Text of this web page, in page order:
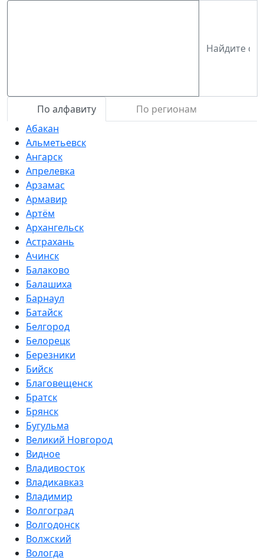
По алфавиту
По регионам
Абакан
Альметьевск
Ангарск
Апрелевка
Арзамас
Армавир
Артём
Архангельск
Астрахань
Ачинск
Балаково
Балашиха
Барнаул
Батайск
Белгород
Белорецк
Березники
Бийск
Благовещенск
Братск
Брянск
Бугульма
Великий Новгород
Видное
Владивосток
Владикавказ
Владимир
Волгоград
Волгодонск
Волжский
Вологда